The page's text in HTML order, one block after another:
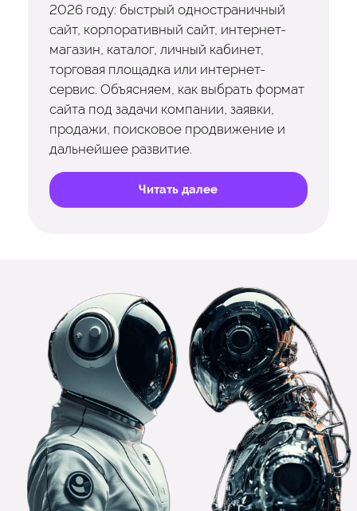
2026 году: быстрый одностраничный
сайт, корпоративный сайт, интернет-
магазин, каталог, личный кабинет,
торговая площадка или интернет-
сервис. Объясняем, как выбрать формат
сайта под задачи компании, заявки,
продажи, поисковое продвижение и
дальнейшее развитие.
Читать далее